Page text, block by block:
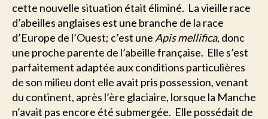
cette nouvelle situation était éliminé. La vieille race
d’abeilles anglaises est une branche de la race
d’Europe de l’Ouest; c’est une Apis mellifica, donc
une proche parente de l’abeille française. Elle s’est
parfaitement adaptée aux conditions particulières
de son milieu dont elle avait pris possession, venant
du continent, après l’ère glaciaire, lorsque la Manche
n’avait pas encore été submergée. Elle possédait de